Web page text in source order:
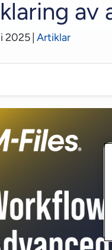
av
2025 Artiklar
av
automatisering av
spåra
stöd för e-signaturer
automatiserad